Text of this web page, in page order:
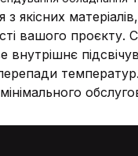
якісних
вашого